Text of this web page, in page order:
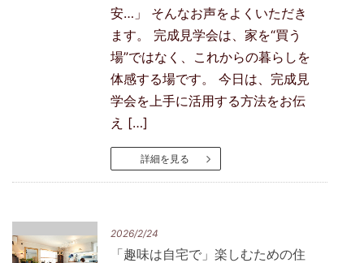
安…」 そんなお声をよくいただき
ます。 完成見学会は、家を“買う
場”ではなく、これからの暮らしを
体感する場です。 今日は、完成見
学会を上手に活用する方法をお伝
え […]
詳細を見る
2026/2/24
「趣味は自宅で」楽しむための住